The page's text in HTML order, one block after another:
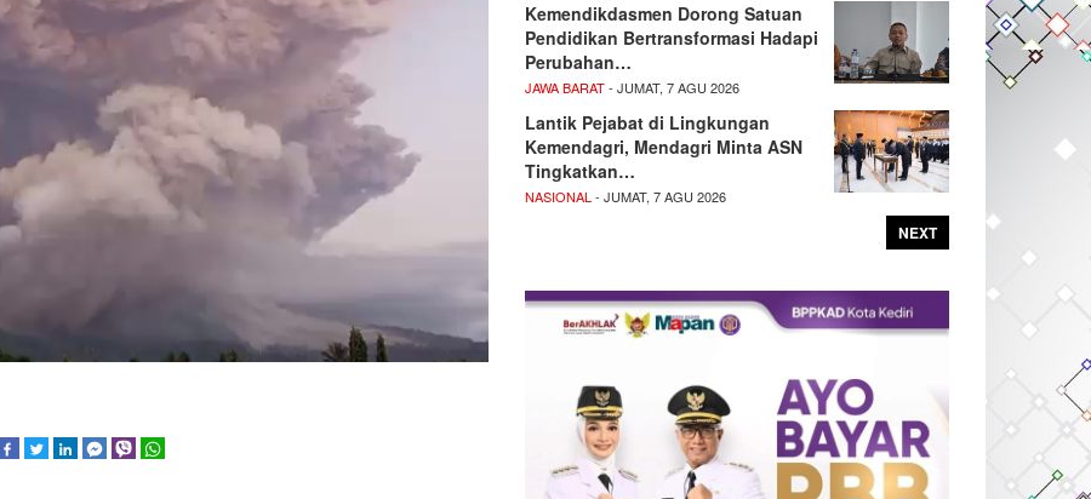
Kemendikdasmen Dorong Satuan
Pendidikan Bertransformasi Hadapi
Perubahan…
JAWA BARAT- JUMAT, 7 AGU 2026
Lantik Pejabat di Lingkungan
Kemendagri, Mendagri Minta ASN
Tingkatkan…
NASIONAL - JUMAT, 7 AGU 2026
NEXT